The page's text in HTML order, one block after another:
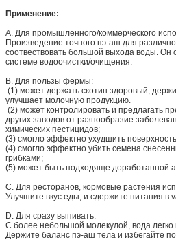
Применение:
A. Для промышленного/коммерческого
Произведение точного пэ-аш для
соотвествовать большой выхода воды.
системе водоочистки/очищения.
B. Для пользы фермы:
(1) может держать скотин здоровый,
улучшает молочную продукцию.
(2) может контролировать и предлагать
других заводов от разнообразие
химических пестицидов;
(3) смогло эффектно ухудшить
(4) смогло эффектно убить семена
грибками;
(5) может быть подходяще доработанной
C. Для ресторанов, кормовые растения
Улучшите вкус еды, и сдержите питания в
D. Для сразу выпивать:
С более небольшой молекулой, вода
Держите баланс пэ-аш тела и избегайте